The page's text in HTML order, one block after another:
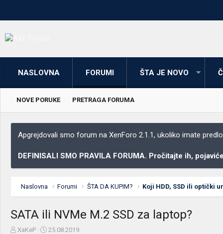
NASLOVNA FORUMI ŠTA JE NOVO
NOVE PORUKE PRETRAGA FORUMA
Apgrejdovali smo forum na XenForo 2.1.1, ukoliko imate
DEFINISALI SMO PRAVILA FORUMA. Pročitajte ih,
Naslovna Forumi ŠTA DA KUPIM? Koji HDD, SSD ili optički
SATA ili NVMe M.2 SSD za laptop?
Z
XaKeP
D
25.08.2019.